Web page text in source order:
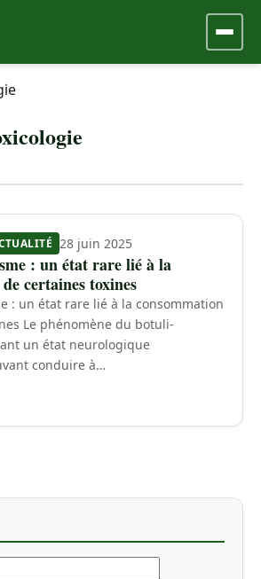
28 juin 2025
: un état rare lié à la
certaines toxines
: un état rare lié à la consommation
Le phénomène du botuli-
un état neurologique
conduire à…